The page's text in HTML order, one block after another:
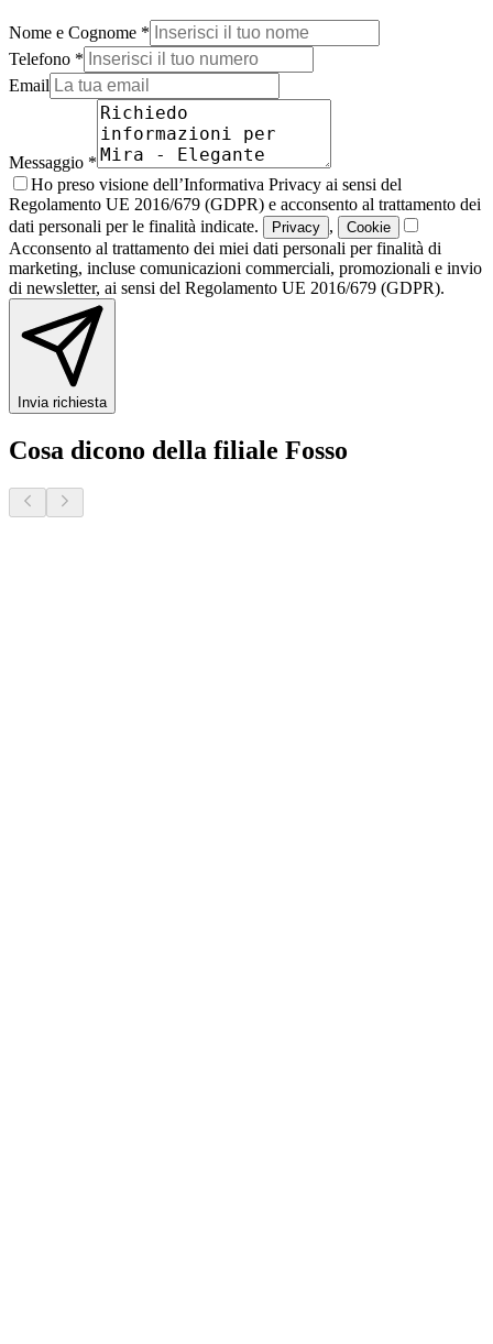
Nome e Cognome *
Telefono *
Email
Messaggio *
Ho preso visione dell’Informativa Privacy ai sensi del
Regolamento UE 2016/679 (GDPR) e acconsento al trattamento dei
dati personali per le finalità indicate.
Privacy , Cookie
Acconsento al trattamento dei miei dati personali per finalità di
marketing, incluse comunicazioni commerciali, promozionali e invio
di newsletter, ai sensi del Regolamento UE 2016/679 (GDPR).
Invia richiesta
Cosa dicono della filiale Fosso